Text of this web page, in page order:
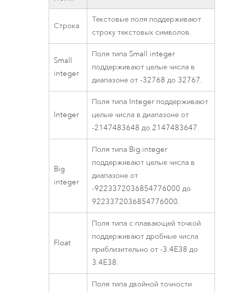
Строка
Текстовые поля поддерживают
строку текстовых символов.
Small
integer
Поля типа Small integer
поддерживают целые числа в
диапазоне от -32768 до 32767.
Integer
Поля типа Integer поддерживают
целые числа в диапазоне от
-2147483648 до 2147483647.
Big
integer
Поля типа Big integer
поддерживают целые числа в
диапазоне от
-9223372036854776000 до
9223372036854776000.
Float
Поля типа с плавающей точкой
поддерживают дробные числа
приблизительно от -3.4E38 до
3.4E38.
Поля типа двойной точности